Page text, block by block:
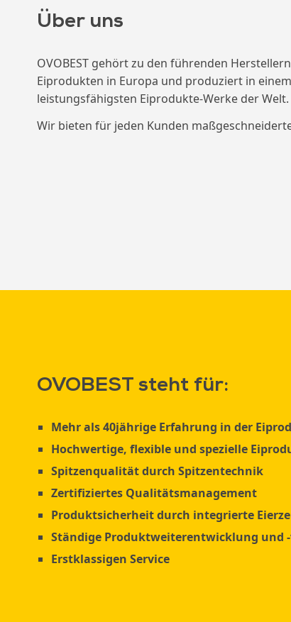
Über uns
OVOBEST gehört zu den führenden
Eiprodukten in Europa und produziert in
leistungsfähigsten Eiprodukte-Werke der Welt.
Wir bieten für jeden Kunden
OVOBEST steht für:
Mehr als 40jährige Erfahrung in der
Hochwertige, flexible und spezielle
Spitzenqualität durch Spitzentechnik
Zertifiziertes Qualitätsmanagement
Produktsicherheit durch integrierte
Ständige Produktweiterentwicklung und
Erstklassigen Service